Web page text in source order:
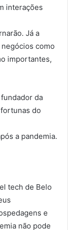
interações
Já a
negócios como
importantes,
da
do
a pandemia.
tech de Belo
e
não pode